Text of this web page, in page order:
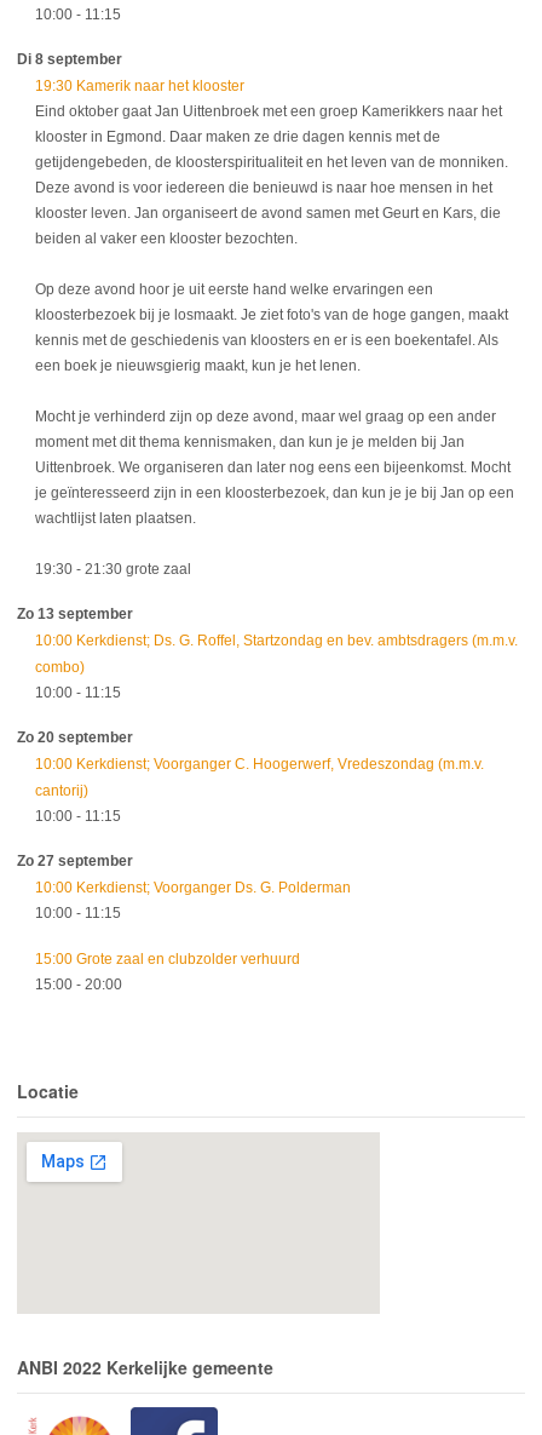
10:00 - 11:15
Di 8 september
19:30 Kamerik naar het klooster
Eind oktober gaat Jan Uittenbroek met een groep Kamerikkers naar het
klooster in Egmond. Daar maken ze drie dagen kennis met de
getijdengebeden, de kloosterspiritualiteit en het leven van de monniken.
Deze avond is voor iedereen die benieuwd is naar hoe mensen in het
klooster leven. Jan organiseert de avond samen met Geurt en Kars, die
beiden al vaker een klooster bezochten.
Op deze avond hoor je uit eerste hand welke ervaringen een
kloosterbezoek bij je losmaakt. Je ziet foto's van de hoge gangen, maakt
kennis met de geschiedenis van kloosters en er is een boekentafel. Als
een boek je nieuwsgierig maakt, kun je het lenen.
Mocht je verhinderd zijn op deze avond, maar wel graag op een ander
moment met dit thema kennismaken, dan kun je je melden bij Jan
Uittenbroek. We organiseren dan later nog eens een bijeenkomst. Mocht
je geïnteresseerd zijn in een kloosterbezoek, dan kun je je bij Jan op een
wachtlijst laten plaatsen.
19:30 - 21:30 grote zaal
Zo 13 september
10:00 Kerkdienst; Ds. G. Roffel, Startzondag en bev. ambtsdragers (m.m.v.
combo)
10:00 - 11:15
Zo 20 september
10:00 Kerkdienst; Voorganger C. Hoogerwerf, Vredeszondag (m.m.v.
cantorij)
10:00 - 11:15
Zo 27 september
10:00 Kerkdienst; Voorganger Ds. G. Polderman
10:00 - 11:15
15:00 Grote zaal en clubzolder verhuurd
15:00 - 20:00
Locatie
ANBI 2022 Kerkelijke gemeente